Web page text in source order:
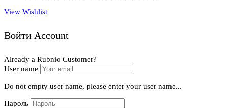
View Wishlist
Войти Account
Already a Rubnio Customer?
User name
Do not empty user name, please enter your user name...
Пароль